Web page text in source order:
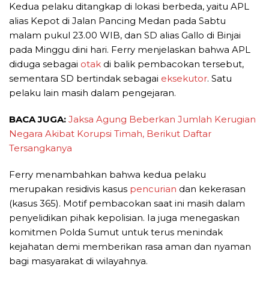
Kedua pelaku ditangkap di lokasi berbeda, yaitu APL
alias Kepot di Jalan Pancing Medan pada Sabtu
malam pukul 23.00 WIB, dan SD alias Gallo di Binjai
pada Minggu dini hari. Ferry menjelaskan bahwa APL
diduga sebagai otak di balik pembacokan tersebut,
sementara SD bertindak sebagai eksekutor. Satu
pelaku lain masih dalam pengejaran.
BACA JUGA: Jaksa Agung Beberkan Jumlah Kerugian
Negara Akibat Korupsi Timah, Berikut Daftar
Tersangkanya
Ferry menambahkan bahwa kedua pelaku
merupakan residivis kasus pencurian dan kekerasan
(kasus 365). Motif pembacokan saat ini masih dalam
penyelidikan pihak kepolisian. Ia juga menegaskan
komitmen Polda Sumut untuk terus menindak
kejahatan demi memberikan rasa aman dan nyaman
bagi masyarakat di wilayahnya.